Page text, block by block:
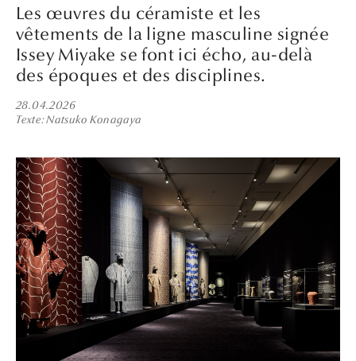
Les œuvres du céramiste et les
vêtements de la ligne masculine signée
Issey Miyake se font ici écho, au-delà
des époques et des disciplines.
28.04.2026
Texte Natsuko Konagaya